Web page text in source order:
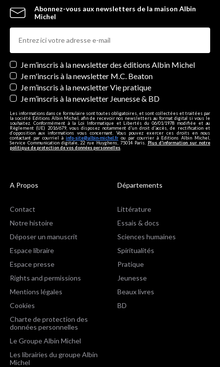
Abonnez-vous aux newsletters de la maison Albin
Michel
Newsletters
Je m’inscris à la newsletter des éditions Albin Michel
Je m'inscris à la newsletter M.C. Beaton
Je m’inscris à la newsletter Vie pratique
Je m’inscris à la newsletter Jeunesse & BD
Les informations dans ce formulaire sont toutes obligatoires, et sont collectées et traitées par
la société Editions Albin Michel, afin de recevoir nos newsletters au format digital si vous le
souhaitez. Conformément à la Loi Informatique et Libertés du 06/01/1978 modifiée et au
Règlement (UE) 2016/679, vous disposez notamment d'un droit d'accès, de rectification et
d’opposition aux informations vous concernant. Vous pouvez exercer ces droits en nous
contactant par courriel à info-site@albin-michel.fr ou par courrier à Editions Albin Michel,
Service Communication digitale, 22 rue Huyghens, 75014 Paris. Plus d’information sur notre
politique de protection de vos données personnelles
A Propos
Contact
Notre histoire
Déposer un manuscrit
Espace libraire
Espace presse
Rights and permissions
Mentions légales
Cookies
Charte de protection des
données personnelles
Le Groupe Albin Michel
Les librairies du groupe Albin
Michel
Départements
Littérature
Essais & docs
Sciences humaines
Spiritualités
Pratique
Jeunesse
Beaux livres
BD